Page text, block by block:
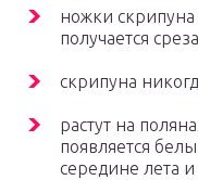
ножки
получается
скрипуна
растут на
появляется
середине лета и